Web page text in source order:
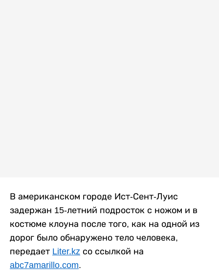
В американском городе Ист-Сент-Луис
задержан 15-летний подросток с ножом и в
костюме клоуна после того, как на одной из
дорог было обнаружено тело человека,
передает Liter.kz со ссылкой на
abc7amarillo.com.